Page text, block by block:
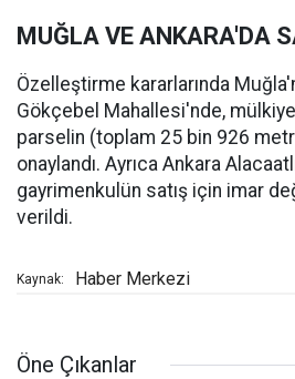
MUĞLA VE ANKARA'DA
Özelleştirme kararlarında
Gökçebel Mahallesi'nde,
parselin (toplam 25 bin 926
onaylandı. Ayrıca Ankara
gayrimenkulün satış için imar
verildi.
Kaynak: Haber Merkezi
Öne Çıkanlar